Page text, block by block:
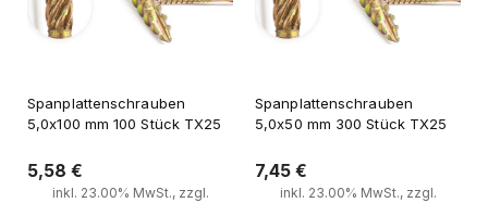
Spanplattenschrauben
5,0x100 mm 100 Stück TX25
5,58 €
inkl. 23.00% MwSt., zzgl.
Spanplattenschrauben
5,0x50 mm 300 Stück TX25
7,45 €
inkl. 23.00% MwSt., zzgl.